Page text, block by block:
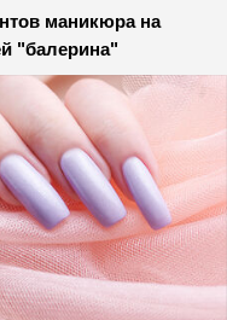
маникюра на
"балерина"